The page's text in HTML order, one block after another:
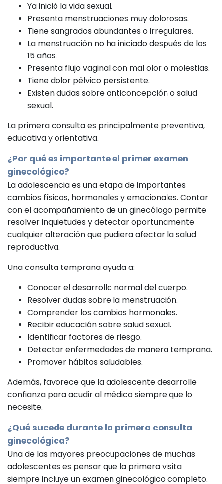
Ya inició la vida sexual.
Presenta menstruaciones muy dolorosas.
Tiene sangrados abundantes o irregulares.
La menstruación no ha iniciado después de los
15 años.
Presenta flujo vaginal con mal olor o molestias.
Tiene dolor pélvico persistente.
Existen dudas sobre anticoncepción o salud
sexual.
La primera consulta es principalmente preventiva,
educativa y orientativa.
¿Por qué es importante el primer examen
ginecológico?
La adolescencia es una etapa de importantes
cambios físicos, hormonales y emocionales. Contar
con el acompañamiento de un ginecólogo permite
resolver inquietudes y detectar oportunamente
cualquier alteración que pudiera afectar la salud
reproductiva.
Una consulta temprana ayuda a:
Conocer el desarrollo normal del cuerpo.
Resolver dudas sobre la menstruación.
Comprender los cambios hormonales.
Recibir educación sobre salud sexual.
Identificar factores de riesgo.
Detectar enfermedades de manera temprana.
Promover hábitos saludables.
Además, favorece que la adolescente desarrolle
confianza para acudir al médico siempre que lo
necesite.
¿Qué sucede durante la primera consulta
ginecológica?
Una de las mayores preocupaciones de muchas
adolescentes es pensar que la primera visita
siempre incluye un examen ginecológico completo.